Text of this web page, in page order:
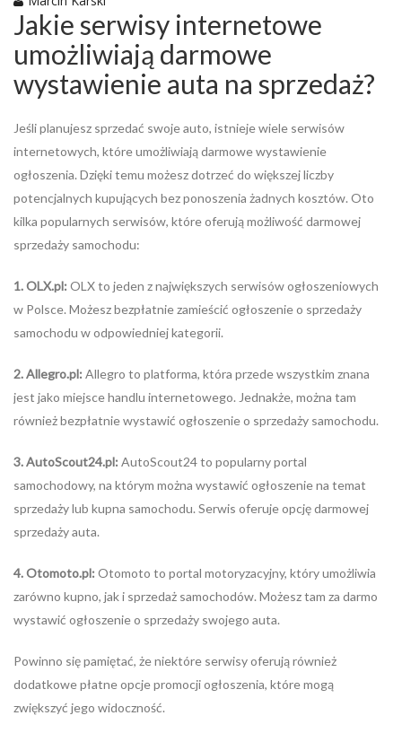
Jakie serwisy internetowe
umożliwiają darmowe
wystawienie auta na sprzedaż?
Jeśli planujesz sprzedać swoje auto, istnieje wiele serwisów
internetowych, które umożliwiają darmowe wystawienie
ogłoszenia. Dzięki temu możesz dotrzeć do większej liczby
potencjalnych kupujących bez ponoszenia żadnych kosztów. Oto
kilka popularnych serwisów, które oferują możliwość darmowej
sprzedaży samochodu:
1. OLX.pl: OLX to jeden z największych serwisów ogłoszeniowych
w Polsce. Możesz bezpłatnie zamieścić ogłoszenie o sprzedaży
samochodu w odpowiedniej kategorii.
2. Allegro.pl: Allegro to platforma, która przede wszystkim znana
jest jako miejsce handlu internetowego. Jednakże, można tam
również bezpłatnie wystawić ogłoszenie o sprzedaży samochodu.
3. AutoScout24.pl: AutoScout24 to popularny portal
samochodowy, na którym można wystawić ogłoszenie na temat
sprzedaży lub kupna samochodu. Serwis oferuje opcję darmowej
sprzedaży auta.
4. Otomoto.pl: Otomoto to portal motoryzacyjny, który umożliwia
zarówno kupno, jak i sprzedaż samochodów. Możesz tam za darmo
wystawić ogłoszenie o sprzedaży swojego auta.
Powinno się pamiętać, że niektóre serwisy oferują również
dodatkowe płatne opcje promocji ogłoszenia, które mogą
zwiększyć jego widoczność.